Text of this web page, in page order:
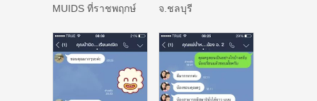
MUIDS ที่ราชพฤกษ์
จ.ชลบุรี